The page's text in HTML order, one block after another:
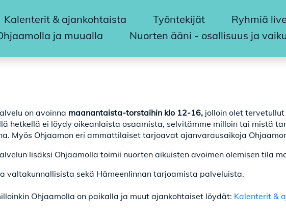
Kalenterit & ajankohtaista Työntekijät
Ryhmiä
ja muualla
Nuorten ääni - osallisuus ja
on avoinna maanantaista-torstaihin klo 12-16, jolloin olet
hetkellä ei löydy oikeanlaista osaamista, selvitämme milloin tai mistä
Myös Ohjaamon eri ammattilaiset tarjoavat ajanvarausaikoja
lisäksi Ohjaamolla toimii nuorten aikuisten avoimen olemisen tila
valtakunnallisista sekä Hämeenlinnan tarjoamista palveluista.
Ohjaamolla on paikalla ja muut ajankohtaiset löydät: Kalenterit &